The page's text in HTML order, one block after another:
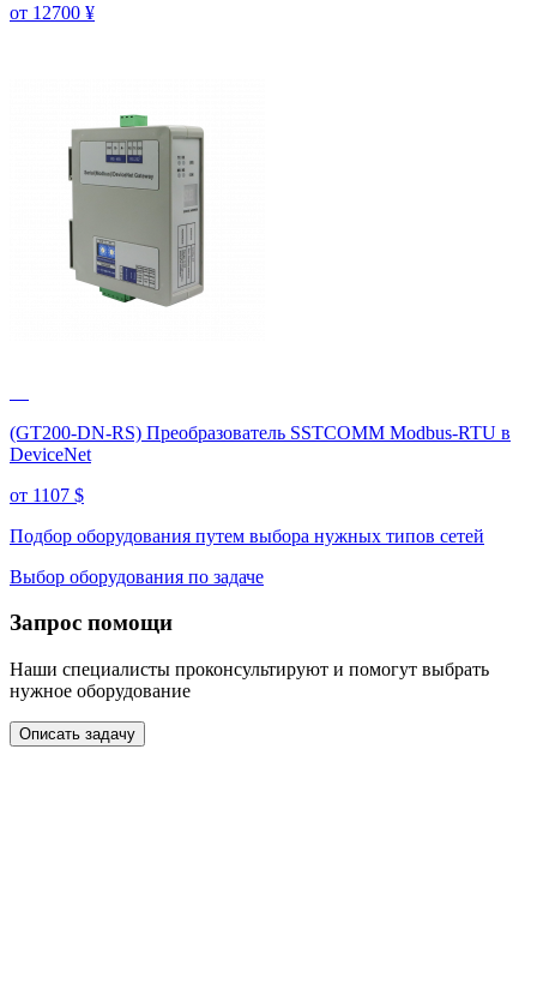
от 12700 ¥
(GT200-DN-RS) Преобразователь SSTCOMM Modbus-RTU в
DeviceNet
от 1107 $
Подбор оборудования путем выбора нужных типов сетей
Выбор оборудования по задаче
Запрос помощи
Наши специалисты проконсультируют и помогут выбрать
нужное оборудование
Описать задачу